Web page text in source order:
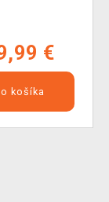
€
košíka